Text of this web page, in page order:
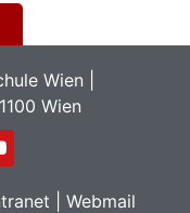
Wien |
Wien
Webmail